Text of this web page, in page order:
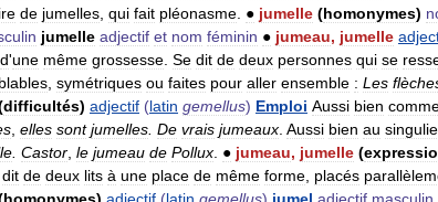
de jumelles qui fait pléonasme ● jumelle (homonymes)
jumelle adjectif et nom féminin ● jumeau, jumelle
d'une même grossesse Se dit de deux personnes qui se
symétriques ou faites pour aller ensemble : Les
difficultés) adjectif (latin gemellus) Emploi Aussi bien
elles sont jumelles De vrais jumeaux Aussi bien au
Castor le jumeau de Pollux ● jumeau, jumelle (
dit de deux lits à une place de même forme placés